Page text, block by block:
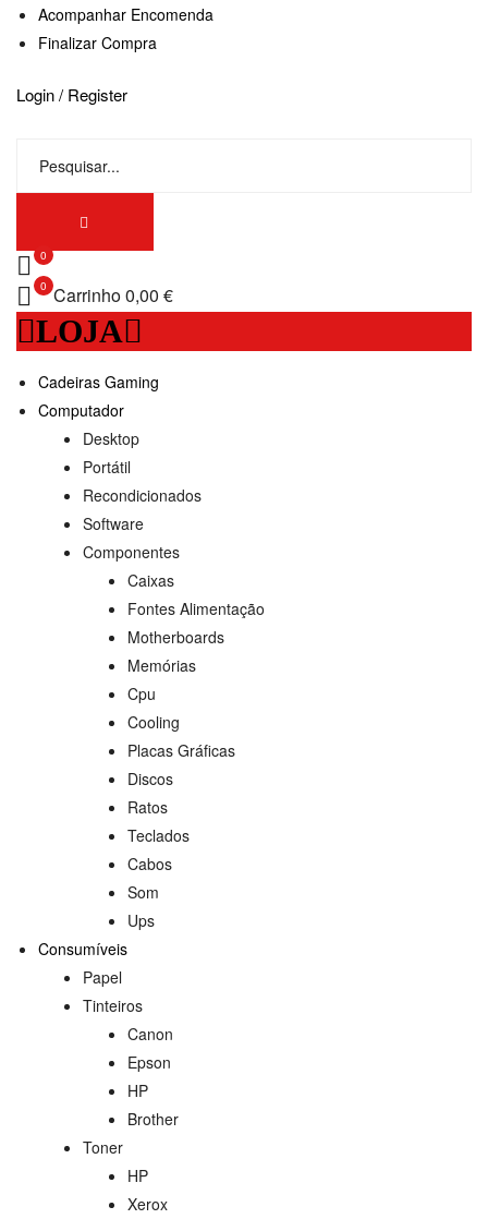
Acompanhar Encomenda
Finalizar Compra
Login / Register
0
0 Carrinho0,00 €
LOJA
Cadeiras Gaming
Computador
Desktop
Portátil
Recondicionados
Software
Componentes
Caixas
Fontes Alimentação
Motherboards
Memórias
Cpu
Cooling
Placas Gráficas
Discos
Ratos
Teclados
Cabos
Som
Ups
Consumíveis
Papel
Tinteiros
Canon
Epson
HP
Brother
Toner
HP
Xerox